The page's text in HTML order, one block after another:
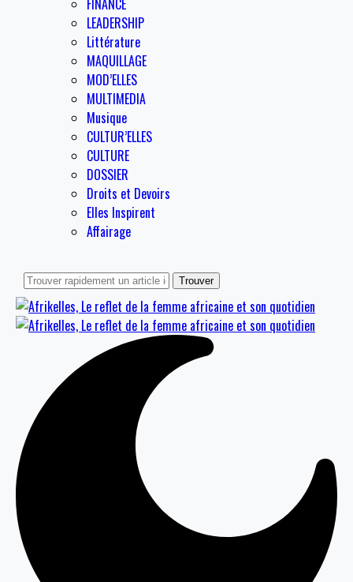
FINANCE
LEADERSHIP
Littérature
MAQUILLAGE
MOD’ELLES
MULTIMEDIA
Musique
CULTUR’ELLES
CULTURE
DOSSIER
Droits et Devoirs
Elles Inspirent
Affairage